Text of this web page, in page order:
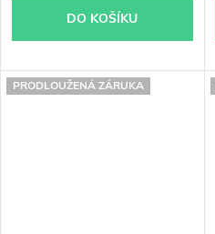
DO KOŠÍKU
PRODLOUŽENÁ ZÁRUKA